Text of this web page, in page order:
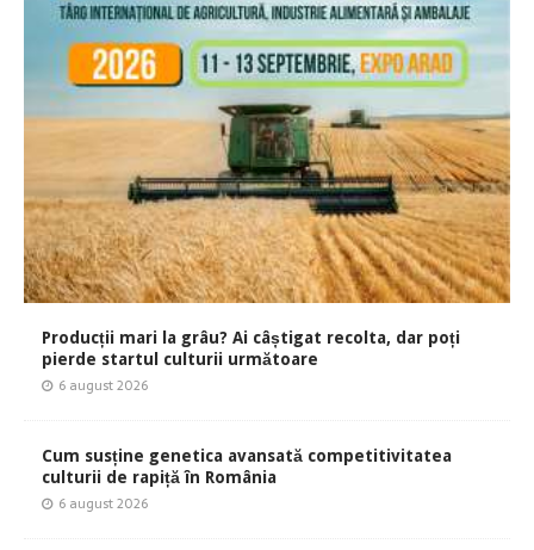
Producții mari la grâu? Ai câștigat recolta, dar poți
pierde startul culturii următoare
6 august 2026
Cum susține genetica avansată competitivitatea
culturii de rapiță în România
6 august 2026